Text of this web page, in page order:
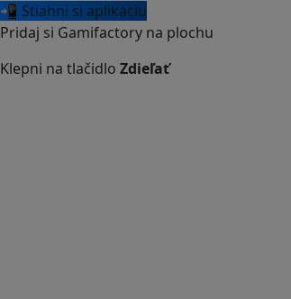
📲 Stiahni si aplikáciu
Pridaj si Gamifactory na plochu
Klepni na tlačidlo Zdieľať